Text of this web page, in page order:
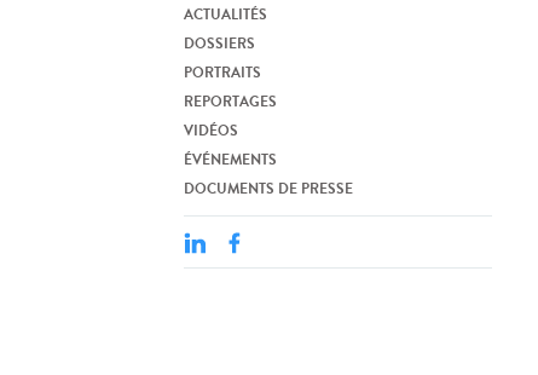
ACTUALITÉS
DOSSIERS
PORTRAITS
REPORTAGES
VIDÉOS
ÉVÉNEMENTS
DOCUMENTS DE PRESSE